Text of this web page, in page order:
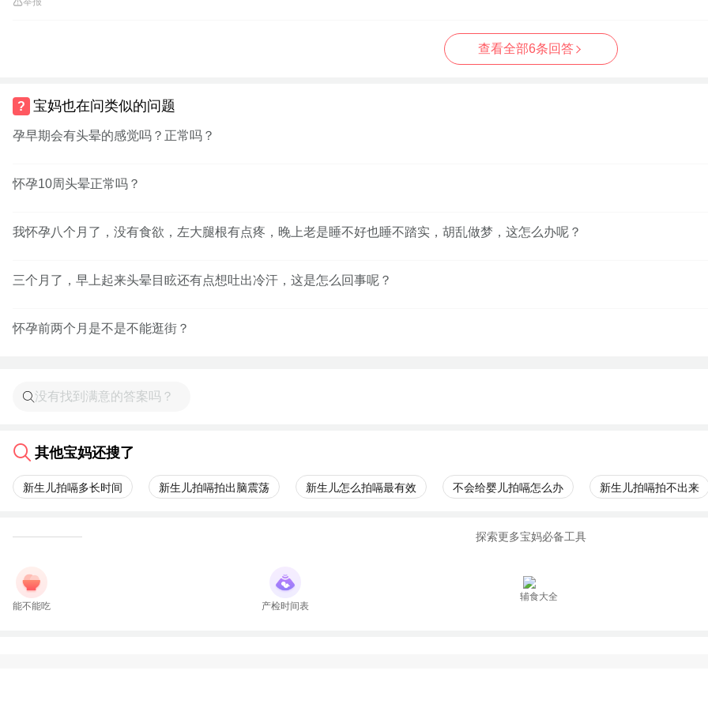
查看全部6条回答
宝妈也在问类似的问题
孕早期会有头晕的感觉吗？正常吗？
怀孕10周头晕正常吗？
我怀孕八个月了，没有食欲，左大腿根有点疼，晚上老是睡不好也睡不踏实，胡乱做梦，这怎么办呢？
三个月了，早上起来头晕目眩还有点想吐出冷汗，这是怎么回事呢？
怀孕前两个月是不是不能逛街？
其他宝妈还搜了
新生儿拍嗝多长时间 新生儿拍嗝拍出脑震荡 新生儿怎么拍嗝最有效 不会给婴儿拍嗝怎么办 新生儿拍嗝拍不出来
探索更多宝妈必备工具
能不能吃 产检时间表
辅食大全